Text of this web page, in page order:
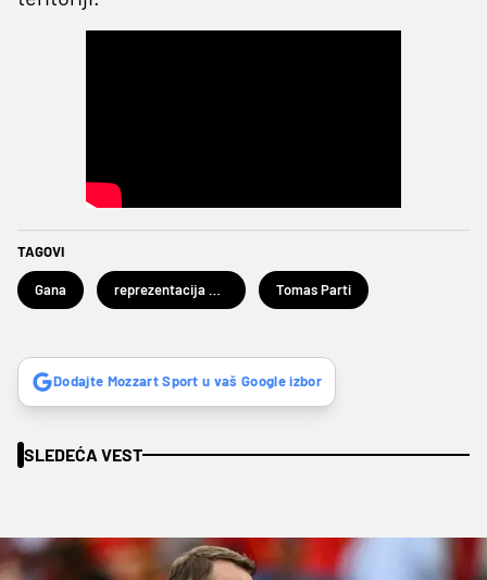
TAGOVI
Gana Tomas Parti
Dodajte Mozzart Sport u vaš Google izbor
SLEDEĆA VEST